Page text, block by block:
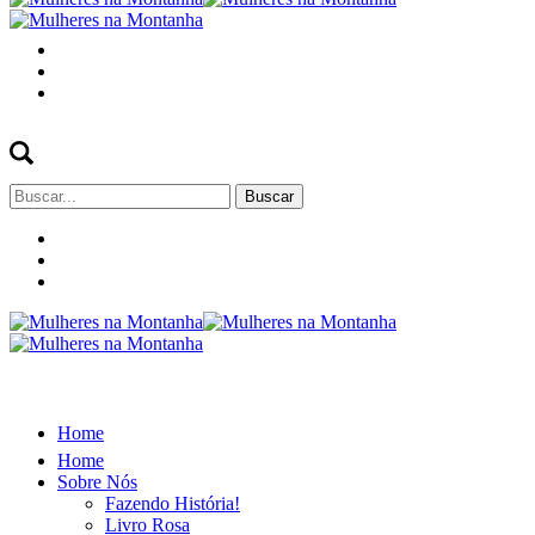
Buscar
por:
Home
Home
Sobre Nós
Fazendo História!
Livro Rosa